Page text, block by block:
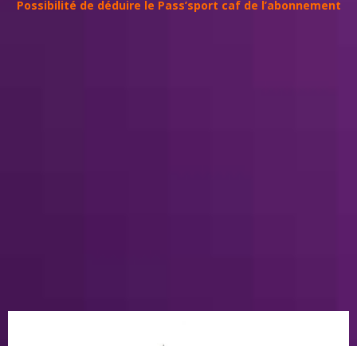
Possibilité de déduire le Pass’sport caf de l’abonnement